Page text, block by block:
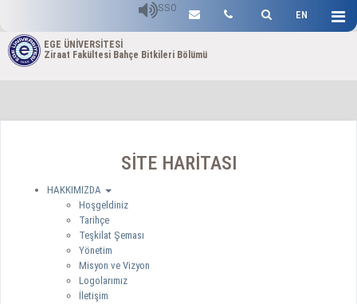
EN
SSO
EGE ÜNİVERSİTESİ
Ziraat Fakültesi Bahçe Bitkileri Bölümü
SİTE HARİTASI
HAKKIMIZDA
Hoşgeldiniz
Tarihçe
Teşkilat Şeması
Yönetim
Misyon ve Vizyon
Logolarımız
İletişim